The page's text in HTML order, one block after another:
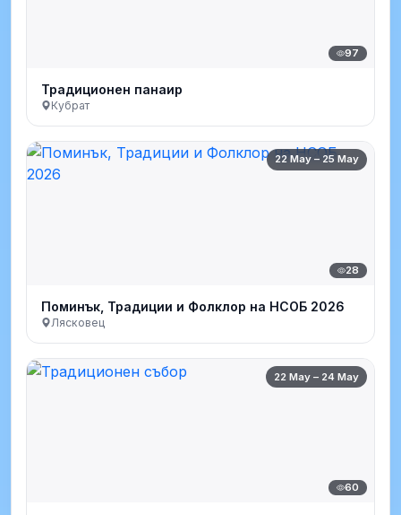
97
Традиционен панаир
Кубрат
22 May – 25 May
28
Поминък, Традиции и Фолклор на НСОБ 2026
Лясковец
22 May – 24 May
60